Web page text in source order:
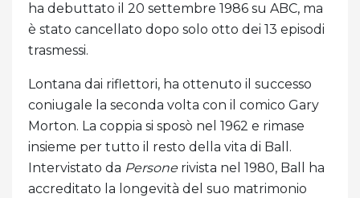
ha debuttato il 20 settembre 1986 su ABC, ma
è stato cancellato dopo solo otto dei 13 episodi
trasmessi.
Lontana dai riflettori, ha ottenuto il successo
coniugale la seconda volta con il comico Gary
Morton. La coppia si sposò nel 1962 e rimase
insieme per tutto il resto della vita di Ball.
Intervistato da Personerivista nel 1980, Ball ha
accreditato la longevità del suo matrimonio